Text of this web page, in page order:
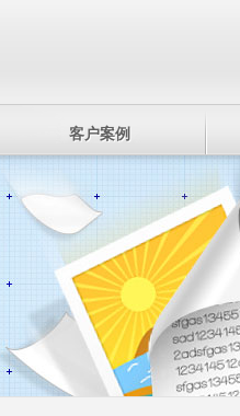
客户案例